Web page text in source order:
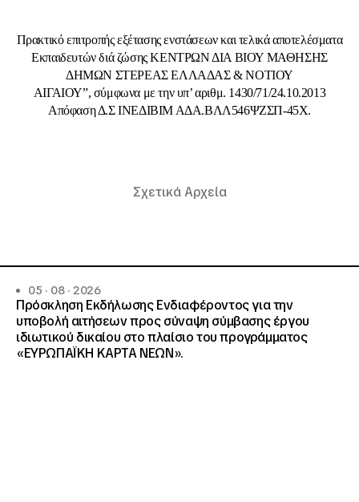
Πρακτικό επιτροπής εξέτασης ενστάσεων και τελικά αποτελέσματα
Εκπαιδευτών διά ζώσης ΚΕΝΤΡΩΝ ΔΙΑ ΒΙΟΥ ΜΑΘΗΣΗΣ
ΔΗΜΩΝ ΣΤΕΡΕΑΣ ΕΛΛΑΔΑΣ & ΝΟΤΙΟΥ
ΑΙΓΑΙΟΥ”, σύμφωνα με την υπ’ αριθμ. 1430/71/24.10.2013
Απόφαση Δ.Σ ΙΝΕΔΙΒΙΜ ΑΔΑ.ΒΛΛ546ΨΖΣΠ-45Χ.
Σχετικά Αρχεία
05 · 08 · 2026
Πρόσκληση Εκδήλωσης Ενδιαφέροντος για την
υποβολή αιτήσεων προς σύναψη σύμβασης έργου
ιδιωτικού δικαίου στο πλαίσιο του προγράμματος
«ΕΥΡΩΠΑΪΚΗ ΚΑΡΤΑ ΝΕΩΝ».